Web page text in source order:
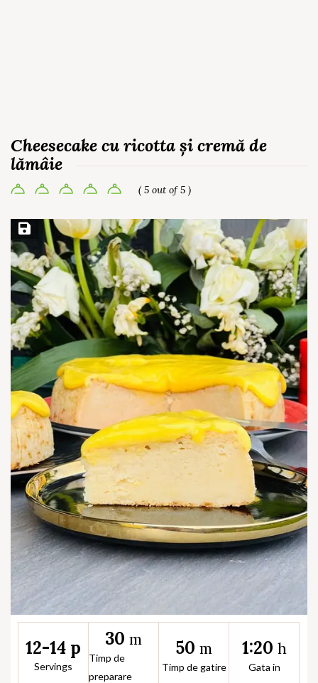
Cheesecake cu ricotta și cremă de
lămâie
( 5 out of 5 )
Save Recipe
12-14 p
Servings
30 m
Timp de
preparare
50 m
Timp de gatire
1:20 h
Gata in